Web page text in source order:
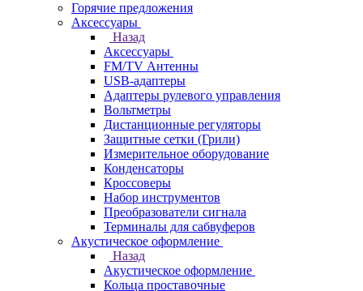
Горячие предложения
Аксессуары
Назад
Аксессуары
FM/TV Антенны
USB-адаптеры
Адаптеры рулевого управления
Вольтметры
Дистанционные регуляторы
Защитные сетки (Грили)
Измерительное оборудование
Конденсаторы
Кроссоверы
Набор инструментов
Преобразователи сигнала
Терминалы для сабвуферов
Акустическое оформление
Назад
Акустическое оформление
Кольца проставочные